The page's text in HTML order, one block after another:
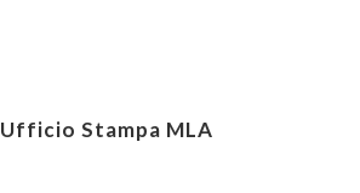
Ufficio Stampa MLA